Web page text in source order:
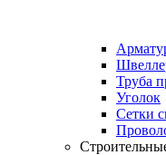
Труба
Уголок
Сетки